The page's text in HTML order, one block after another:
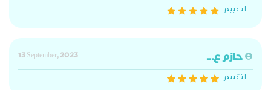
التقييم :
حازم ع...
13 September, 2023
التقييم :